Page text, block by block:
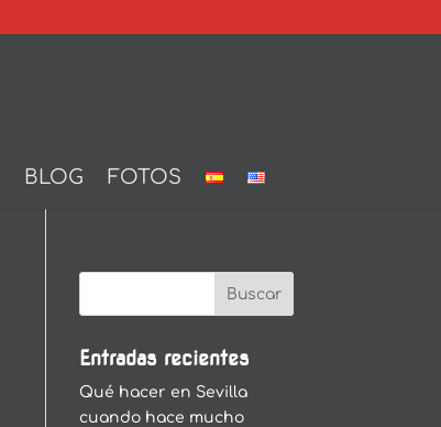
BLOG FOTOS
Entradas recientes
Qué hacer en Sevilla
cuando hace mucho